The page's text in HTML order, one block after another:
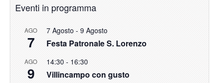
Eventi in programma
AGO
7
7 Agosto - 9 Agosto
Festa Patronale S. Lorenzo
AGO
9
14:30 - 16:30
Villincampo con gusto